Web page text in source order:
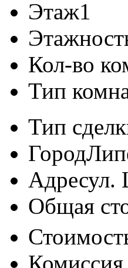
Этаж1
Кол-во
Тип
Тип
Город
Адресул.
Общая